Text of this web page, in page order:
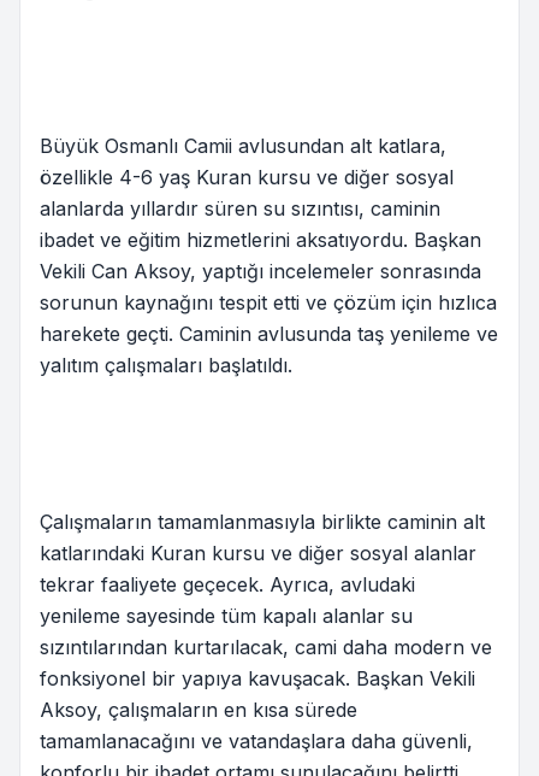
Büyük Osmanlı Camii avlusundan alt katlara,
özellikle 4-6 yaş Kuran kursu ve diğer sosyal
alanlarda yıllardır süren su sızıntısı, caminin
ibadet ve eğitim hizmetlerini aksatıyordu. Başkan
Vekili Can Aksoy, yaptığı incelemeler sonrasında
sorunun kaynağını tespit etti ve çözüm için hızlıca
harekete geçti. Caminin avlusunda taş yenileme ve
yalıtım çalışmaları başlatıldı.
Çalışmaların tamamlanmasıyla birlikte caminin alt
katlarındaki Kuran kursu ve diğer sosyal alanlar
tekrar faaliyete geçecek. Ayrıca, avludaki
yenileme sayesinde tüm kapalı alanlar su
sızıntılarından kurtarılacak, cami daha modern ve
fonksiyonel bir yapıya kavuşacak. Başkan Vekili
Aksoy, çalışmaların en kısa sürede
tamamlanacağını ve vatandaşlara daha güvenli,